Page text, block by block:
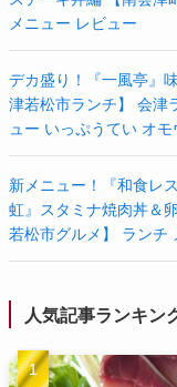
メニュー レビュー
デカ盛り！『一風亭』
津若松市ランチ】 会津
ュー いっぷうてい オ
新メニュー！『和食レ
虹』スタミナ焼肉丼＆
若松市グルメ】 ランチ
人気記事ランキン